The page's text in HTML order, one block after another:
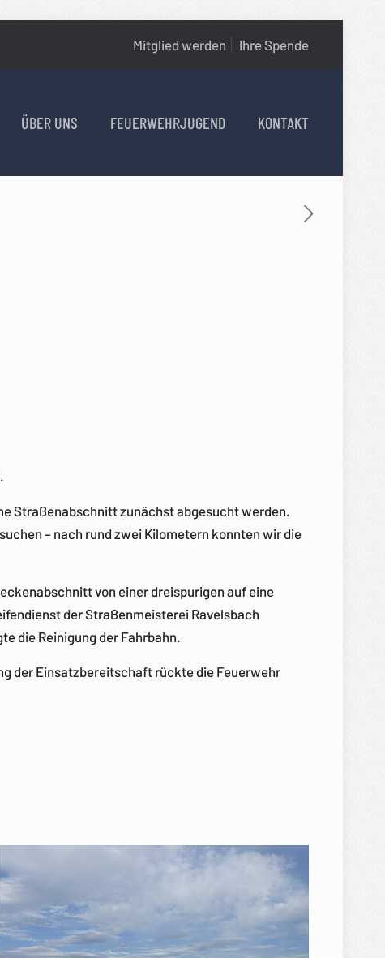
Mitglied werden Ihre Spende
ÜBER UNS FEUERWEHRJUGEND KONTAKT
Straßenabschnitt zunächst abgesucht werden.
– nach rund zwei Kilometern konnten wir die
von einer dreispurigen auf eine
der Straßenmeisterei Ravelsbach
die Reinigung der Fahrbahn.
der Einsatzbereitschaft rückte die Feuerwehr